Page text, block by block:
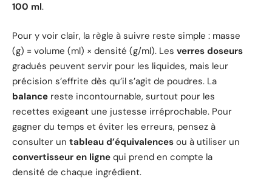
100 ml.
Pour y voir clair, la règle à suivre reste simple : masse
(g) = volume (ml) × densité (g/ml). Les verres doseurs
gradués peuvent servir pour les liquides, mais leur
précision s’effrite dès qu’il s’agit de poudres. La
balance reste incontournable, surtout pour les
recettes exigeant une justesse irréprochable. Pour
gagner du temps et éviter les erreurs, pensez à
consulter un tableau d’équivalences ou à utiliser un
convertisseur en ligne qui prend en compte la
densité de chaque ingrédient.